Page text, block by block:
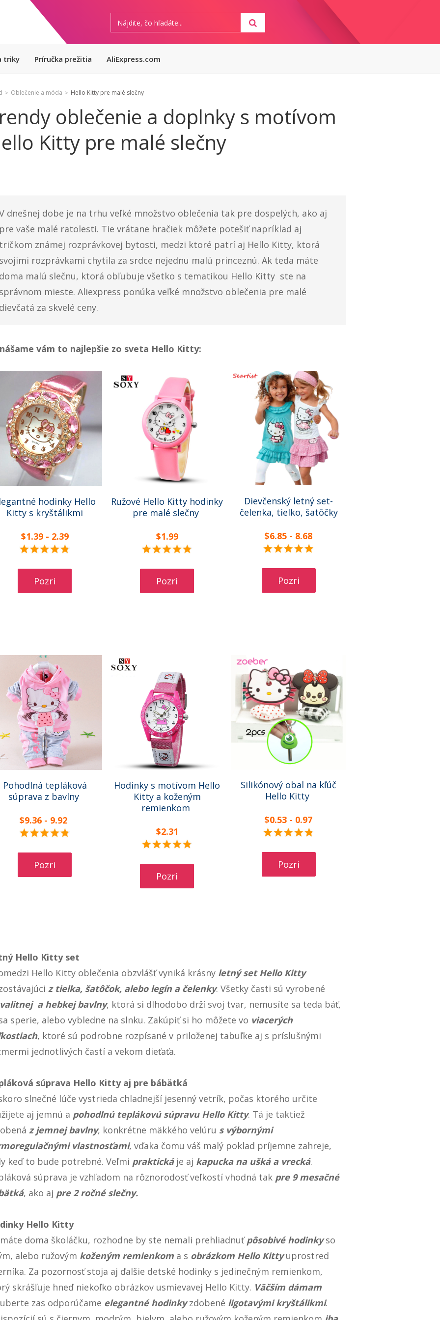
triky Príručka prežitia AliExpress.com
> Oblečenie a móda > Hello Kitty pre malé slečny
oblečenie a doplnky s motívom
Kitty pre malé slečny
dnešnej dobe je na trhu veľké množstvo oblečenia tak pre dospelých, ako aj
vaše malé ratolesti. Tie vrátane hračiek môžete potešiť napríklad aj
známej rozprávkovej bytosti, medzi ktoré patrí aj Hello Kitty, ktorá
rozprávkami chytila za srdce nejednu malú princeznú. Ak teda máte
malú slečnu, ktorá obľubuje všetko s tematikou Hello Kitty ste na
mieste. Aliexpress ponúka veľké množstvo oblečenia pre malé
za skvelé ceny.
vám to najlepšie zo sveta Hello Kitty:
hodinky Hello
Kitty s kryštálikmi
$1.39 - 2.39
Pozri
Ružové Hello Kitty hodinky
pre malé slečny
$1.99
Pozri
Dievčenský letný set-
čelenka, tielko, šatôčky
$6.85 - 8.68
Pozri
Pohodlná tepláková
súprava z bavlny
$9.36 - 9.92
Pozri
Hodinky s motívom Hello
Kitty a koženým
remienkom
$2.31
Pozri
Silikónový obal na kľúč
Hello Kitty
$0.53 - 0.97
Pozri
Hello Kitty set
Hello Kitty oblečenia obzvlášť vyniká krásny letný set Hello Kitty
z tielka, šatôčok, alebo legín a čelenky. Všetky časti sú vyrobené
a hebkej bavlny, ktorá si dlhodobo drží svoj tvar, nemusíte sa teda báť,
sperie, alebo vybledne na slnku. Zakúpiť si ho môžete vo viacerých
, ktoré sú podrobne rozpísané v priloženej tabuľke aj s príslušnými
jednotlivých častí a vekom dieťaťa.
súprava Hello Kitty aj pre bábätká
slnečné lúče vystrieda chladnejší jesenný vetrík, počas ktorého určite
aj jemnú a pohodlnú teplákovú súpravu Hello Kitty. Tá je taktiež
z jemnej bavlny, konkrétne mäkkého velúru s výbornými
vlastnosťami, vďaka čomu váš malý poklad príjemne zahreje,
keď to bude potrebné. Veľmi praktickáje aj kapucka na ušká a vrecká.
súprava je vzhľadom na rôznorodosť veľkostí vhodná tak pre 9 mesačné
, ako aj pre 2 ročné slečny.
Hello Kitty
doma školáčku, rozhodne by ste nemali prehliadnuťpôsobivé hodinkyso
alebo ružovým koženým remienkom a s obrázkom Hello Kittyuprostred
Za pozornosť stoja aj ďalšie detské hodinky s jedinečným remienkom,
skrášľuje hneď niekoľko obrázkov usmievavej Hello Kitty. Väčším dámam
zas odporúčame elegantné hodinkyzdobené ligotavými kryštálikmi.